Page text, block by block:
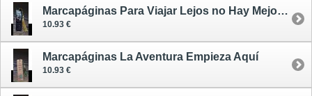
Marcapáginas Para Viajar Lejos no Hay Mejor Nave que un Libro
10.93 €
Marcapáginas La Aventura Empieza Aquí
10.93 €